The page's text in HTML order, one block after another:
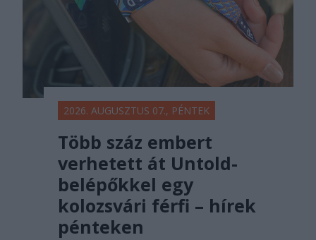
2026. AUGUSZTUS 07., PÉNTEK
Több száz embert
verhetett át Untold-
belépőkkel egy
kolozsvári férfi – hírek
pénteken